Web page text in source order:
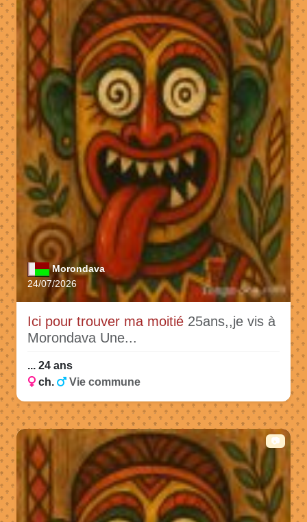
Morondava
24/07/2026
Ici pour trouver ma moitié 25ans,,je vis à
Morondava Une...
... 24 ans
ch.
Vie commune
📷